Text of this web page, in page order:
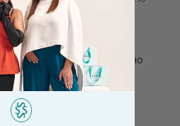
очі! Уже користуюсь
розгладились дрібні
крристування зникли
стала світліша. Він реально